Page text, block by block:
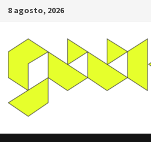
Saltar
contenido
8 agosto, 2026